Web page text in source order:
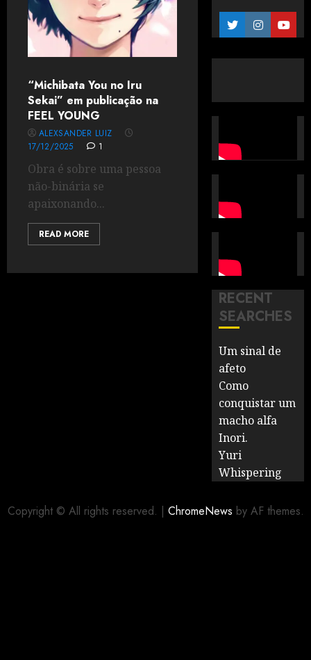
“Michibata You no Iru
Sekai” em publicação na
FEEL YOUNG
ALEXSANDER LUIZ
17/12/2025
1
Obra é sobre uma pessoa
não-binária se
apaixonando...
READ MORE
RECENT
SEARCHES
Um sinal de
afeto
Como
conquistar um
macho alfa
Inori.
Yuri
Whispering
Copyright © All rights reserved. | ChromeNews by AF themes.